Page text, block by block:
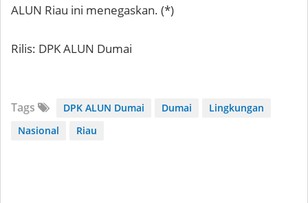
ALUN Riau ini menegaskan. (*)
Rilis: DPK ALUN Dumai
Tags DPK ALUN Dumai Dumai
Lingkungan
Nasional
Riau